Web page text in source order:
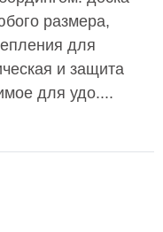
размера,
для
и защита
для удо....